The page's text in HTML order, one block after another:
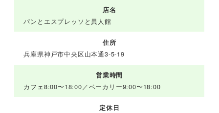
店名
パンとエスプレッソと異人館
住所
兵庫県神戸市中央区山本通3-5-19
営業時間
カフェ8:00〜18:00／ベーカリー9:00〜18:00
定休日